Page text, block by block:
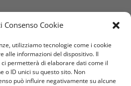
Consenso Cookie
utilizziamo tecnologie come i cookie
alle informazioni del dispositivo. Il
permetterà di elaborare dati come il
o ID unici su questo sito. Non
può influire negativamente su alcune